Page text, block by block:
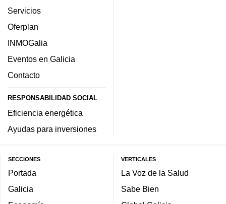
Servicios
Oferplan
INMOGalia
Eventos en Galicia
Contacto
RESPONSABILIDAD SOCIAL
Eficiencia energética
Ayudas para inversiones
SECCIONES
Portada
Galicia
VERTICALES
La Voz de la Salud
Sabe Bien